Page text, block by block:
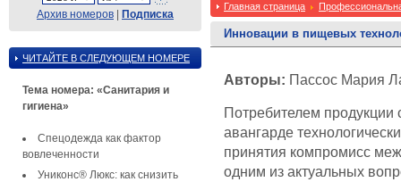
Архив номеров | Подписка
ЧИТАЙТЕ В СЛЕДУЮЩЕМ НОМЕРЕ
Тема номера: «Санитария и
гигиена»
Спецодежда как фактор
вовлеченности
Униконс® Люкс: как снизить
Главная страница
Инновации в пищевых
Авторы: Пассос Мария
Потребителем
авангарде
принятия компромисс
одним из актуальных